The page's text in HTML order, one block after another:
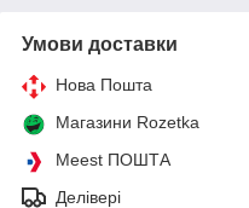
Умови доставки
Нова Пошта
Магазини Rozetka
Meest ПОШТА
Делівері